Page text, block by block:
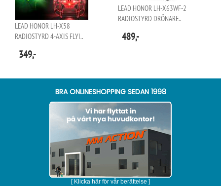
LEAD HONOR LH-X58
RADIOSTYRD 4-AXIS FLYI..
349,-
LEAD HONOR LH-X63WF-2
RADIOSTYRD DRÖNARE..
489,-
BRA ONLINESHOPPING SEDAN 1998
[ Klicka här för vår berättelse ]